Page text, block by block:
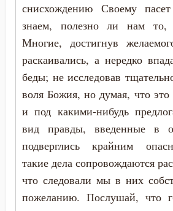
Унижение
Уныние
Утешение
Храм
Хула
Царство небесное
снисхождению Своему
знаем, полезно ли нам
Многие, достигнув
раскаивались, а нередко
беды; не исследовав
воля Божия, но думая, что
и под какими-нибудь
вид правды, введенные в
подверглись крайним
такие дела сопровождаются
что следовали мы в них
пожеланию. Послушай, что